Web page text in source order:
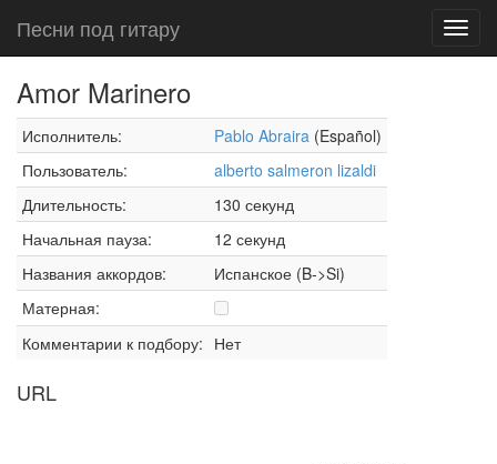
Песни под гитару
Amor Marinero
Исполнитель: Pablo Abraira (Español)
Пользователь:
alberto salmeron lizaldi
Длительность:
130 секунд
Начальная пауза:
12 секунд
Названия аккордов:
Испанское (B->Si)
Матерная:
Комментарии к подбору: Нет
URL